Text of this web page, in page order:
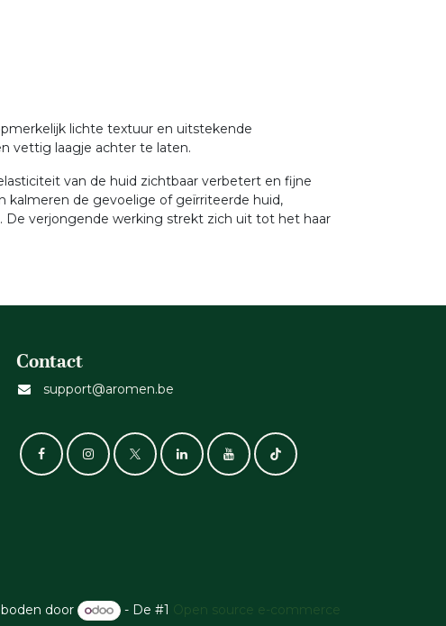
lichte textuur en uitstekende
vettig laagje achter te laten.
van de huid zichtbaar verbetert en fijne
kalmeren de gevoelige of geïrriteerde huid,
De verjongende werking strekt zich uit tot het haar
Contact
support@aromen.be
door - De #1 Open source e-commerce